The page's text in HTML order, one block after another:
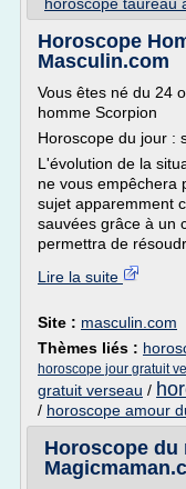
Horoscope
Masculin.com
Vous êtes né du 24
homme Scorpion
Horoscope du jour :
L'évolution de la
ne vous empêchera
sujet apparemment
sauvées grâce à un
permettra de
Lire la suite
Site : masculin.com
Thèmes liés :
horoscope jour gratuit
gratuit verseau /
/ horoscope amour
Horoscope du